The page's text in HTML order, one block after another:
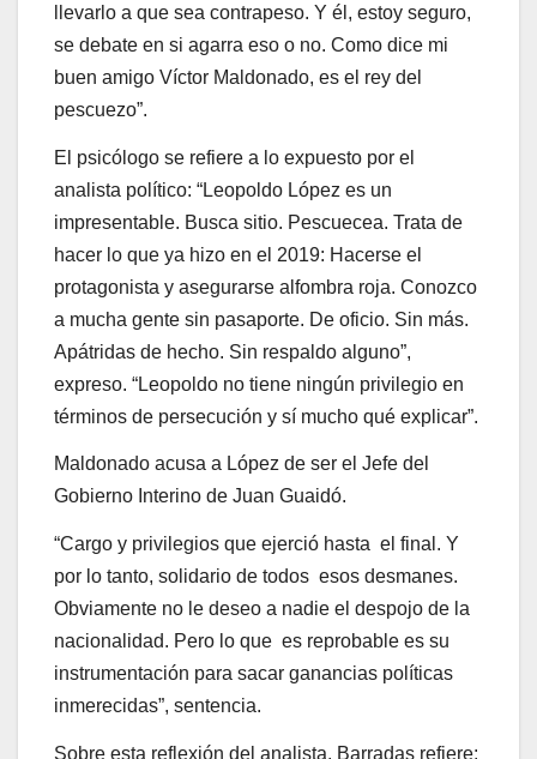
llevarlo a que sea contrapeso. Y él, estoy seguro,
se debate en si agarra eso o no. Como dice mi
buen amigo Víctor Maldonado, es el rey del
pescuezo”.
El psicólogo se refiere a lo expuesto por el
analista político: “Leopoldo López es un
impresentable. Busca sitio. Pescuecea. Trata de
hacer lo que ya hizo en el 2019: Hacerse el
protagonista y asegurarse alfombra roja. Conozco
a mucha gente sin pasaporte. De oficio. Sin más.
Apátridas de hecho. Sin respaldo alguno”,
expreso. “Leopoldo no tiene ningún privilegio en
términos de persecución y sí mucho qué explicar”.
Maldonado acusa a López de ser el Jefe del
Gobierno Interino de Juan Guaidó.
“Cargo y privilegios que ejerció hasta el final. Y
por lo tanto, solidario de todos esos desmanes.
Obviamente no le deseo a nadie el despojo de la
nacionalidad. Pero lo que es reprobable es su
instrumentación para sacar ganancias políticas
inmerecidas”, sentencia.
Sobre esta reflexión del analista, Barradas refiere: